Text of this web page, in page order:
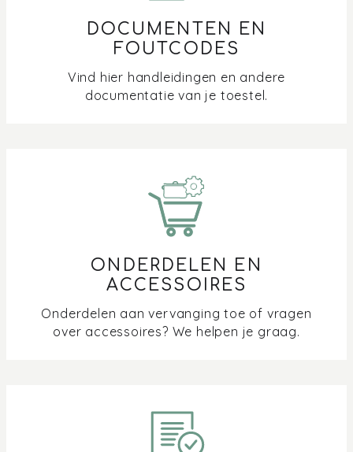
DOCUMENTEN EN
FOUTCODES
Vind hier handleidingen en andere
documentatie van je toestel.
ONDERDELEN EN
ACCESSOIRES
Onderdelen aan vervanging toe of vragen
over accessoires? We helpen je graag.